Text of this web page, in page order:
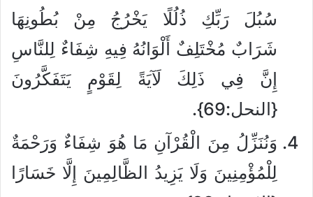
سُبُلَ رَبِّكِ ذُلُلًا يَخْرُجُ مِنْ بُطُونِهَا
شَرَابٌ مُخْتَلِفٌ أَلْوَانُهُ فِيهِ شِفَاءٌ لِلنَّاسِ
إِنَّ فِي ذَلِكَ لَآيَةً لِقَوْمٍ يَتَفَكَّرُونَ
{النحل:69}.
وَنُنَزِّلُ مِنَ الْقُرْآنِ مَا هُوَ شِفَاءٌ وَرَحْمَةٌ
لِلْمُؤْمِنِينَ وَلَا يَزِيدُ الظَّالِمِينَ إِلَّا خَسَارًا